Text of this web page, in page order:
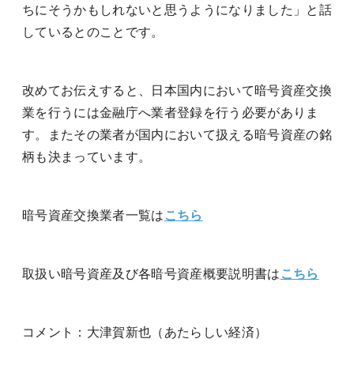
ちにそうかもしれないと思うようになりました」と話
しているとのことです。
改めてお伝えすると、日本国内において暗号資産交換
業を行うには金融庁へ業者登録を行う必要がありま
す。またその業者が国内において扱える暗号資産の銘
柄も決まっています。
暗号資産交換業者一覧はこちら
取扱い暗号資産及び各暗号資産概要説明書はこちら
コメント：大津賀新也（あたらしい経済）